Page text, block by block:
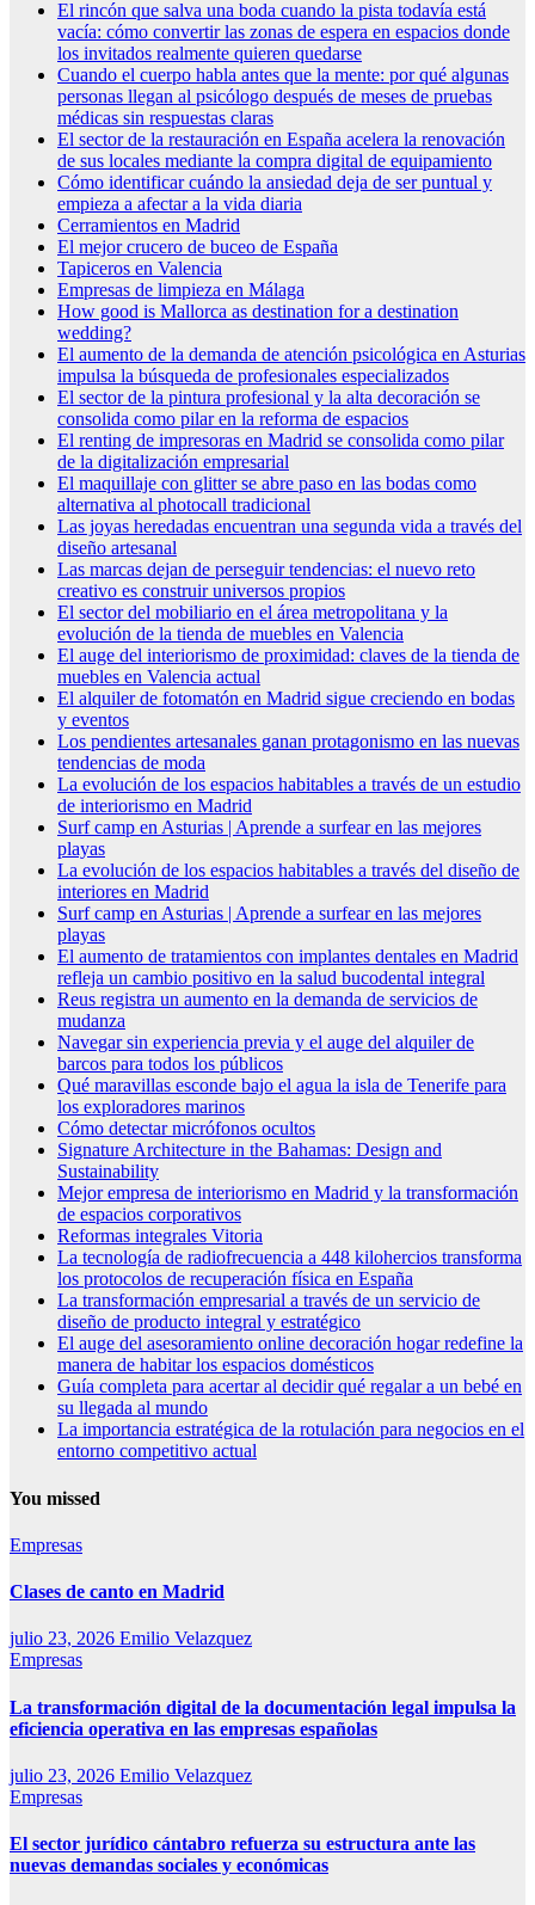
El rincón que salva una boda cuando la pista todavía está
vacía: cómo convertir las zonas de espera en espacios donde
los invitados realmente quieren quedarse
Cuando el cuerpo habla antes que la mente: por qué algunas
personas llegan al psicólogo después de meses de pruebas
médicas sin respuestas claras
El sector de la restauración en España acelera la renovación
de sus locales mediante la compra digital de equipamiento
Cómo identificar cuándo la ansiedad deja de ser puntual y
empieza a afectar a la vida diaria
Cerramientos en Madrid
El mejor crucero de buceo de España
Tapiceros en Valencia
Empresas de limpieza en Málaga
How good is Mallorca as destination for a destination
wedding?
El aumento de la demanda de atención psicológica en Asturias
impulsa la búsqueda de profesionales especializados
El sector de la pintura profesional y la alta decoración se
consolida como pilar en la reforma de espacios
El renting de impresoras en Madrid se consolida como pilar
de la digitalización empresarial
El maquillaje con glitter se abre paso en las bodas como
alternativa al photocall tradicional
Las joyas heredadas encuentran una segunda vida a través del
diseño artesanal
Las marcas dejan de perseguir tendencias: el nuevo reto
creativo es construir universos propios
El sector del mobiliario en el área metropolitana y la
evolución de la tienda de muebles en Valencia
El auge del interiorismo de proximidad: claves de la tienda de
muebles en Valencia actual
El alquiler de fotomatón en Madrid sigue creciendo en bodas
y eventos
Los pendientes artesanales ganan protagonismo en las nuevas
tendencias de moda
La evolución de los espacios habitables a través de un estudio
de interiorismo en Madrid
Surf camp en Asturias | Aprende a surfear en las mejores
playas
La evolución de los espacios habitables a través del diseño de
interiores en Madrid
Surf camp en Asturias | Aprende a surfear en las mejores
playas
El aumento de tratamientos con implantes dentales en Madrid
refleja un cambio positivo en la salud bucodental integral
Reus registra un aumento en la demanda de servicios de
mudanza
Navegar sin experiencia previa y el auge del alquiler de
barcos para todos los públicos
Qué maravillas esconde bajo el agua la isla de Tenerife para
los exploradores marinos
Cómo detectar micrófonos ocultos
Signature Architecture in the Bahamas: Design and
Sustainability
Mejor empresa de interiorismo en Madrid y la transformación
de espacios corporativos
Reformas integrales Vitoria
La tecnología de radiofrecuencia a 448 kilohercios transforma
los protocolos de recuperación física en España
La transformación empresarial a través de un servicio de
diseño de producto integral y estratégico
El auge del asesoramiento online decoración hogar redefine la
manera de habitar los espacios domésticos
Guía completa para acertar al decidir qué regalar a un bebé en
su llegada al mundo
La importancia estratégica de la rotulación para negocios en el
entorno competitivo actual
You missed
Empresas
Clases de canto en Madrid
julio 23, 2026 Emilio Velazquez
Empresas
La transformación digital de la documentación legal impulsa la
eficiencia operativa en las empresas españolas
julio 23, 2026 Emilio Velazquez
Empresas
El sector jurídico cántabro refuerza su estructura ante las
nuevas demandas sociales y económicas